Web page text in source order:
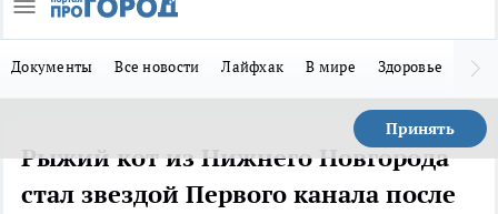
Документы Все новости Лайфхак В мире Здоровье
Принять
Рыжий кот из Нижнего Новгорода
стал звездой Первого канала после